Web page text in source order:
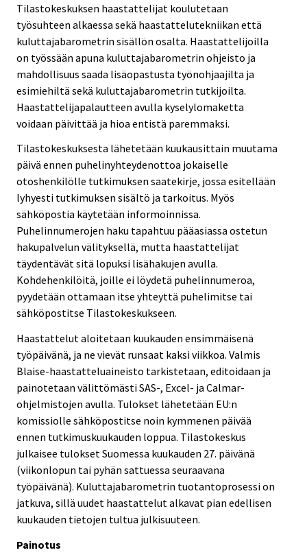
Tilastokeskuksen haastattelijat koulutetaan
työsuhteen alkaessa sekä haastattelutekniikan että
kuluttajabarometrin sisällön osalta. Haastattelijoilla
on työssään apuna kuluttajabarometrin ohjeisto ja
mahdollisuus saada lisäopastusta työnohjaajilta ja
esimiehiltä sekä kuluttajabarometrin tutkijoilta.
Haastattelijapalautteen avulla kyselylomaketta
voidaan päivittää ja hioa entistä paremmaksi.
Tilastokeskuksesta lähetetään kuukausittain muutama
päivä ennen puhelinyhteydenottoa jokaiselle
otoshenkilölle tutkimuksen saatekirje, jossa esitellään
lyhyesti tutkimuksen sisältö ja tarkoitus. Myös
sähköpostia käytetään informoinnissa.
Puhelinnumerojen haku tapahtuu pääasiassa ostetun
hakupalvelun välityksellä, mutta haastattelijat
täydentävät sitä lopuksi lisähakujen avulla.
Kohdehenkilöitä, joille ei löydetä puhelinnumeroa,
pyydetään ottamaan itse yhteyttä puhelimitse tai
sähköpostitse Tilastokeskukseen.
Haastattelut aloitetaan kuukauden ensimmäisenä
työpäivänä, ja ne vievät runsaat kaksi viikkoa. Valmis
Blaise-haastatteluaineisto tarkistetaan, editoidaan ja
painotetaan välittömästi SAS-, Excel- ja Calmar-
ohjelmistojen avulla. Tulokset lähetetään EU:n
komissiolle sähköpostitse noin kymmenen päivää
ennen tutkimuskuukauden loppua. Tilastokeskus
julkaisee tulokset Suomessa kuukauden 27. päivänä
(viikonlopun tai pyhän sattuessa seuraavana
työpäivänä). Kuluttajabarometrin tuotantoprosessi on
jatkuva, sillä uudet haastattelut alkavat pian edellisen
kuukauden tietojen tultua julkisuuteen.
Painotus